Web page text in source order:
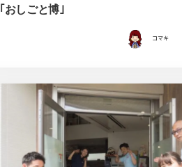
｢おしごと博｣
コマキ